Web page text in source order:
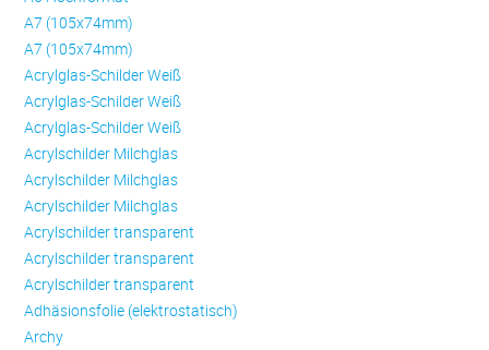
A7 (105x74mm)
A7 (105x74mm)
Acrylglas-Schilder Weiß
Acrylglas-Schilder Weiß
Acrylglas-Schilder Weiß
Acrylschilder Milchglas
Acrylschilder Milchglas
Acrylschilder Milchglas
Acrylschilder transparent
Acrylschilder transparent
Acrylschilder transparent
Adhäsionsfolie (elektrostatisch)
Archy